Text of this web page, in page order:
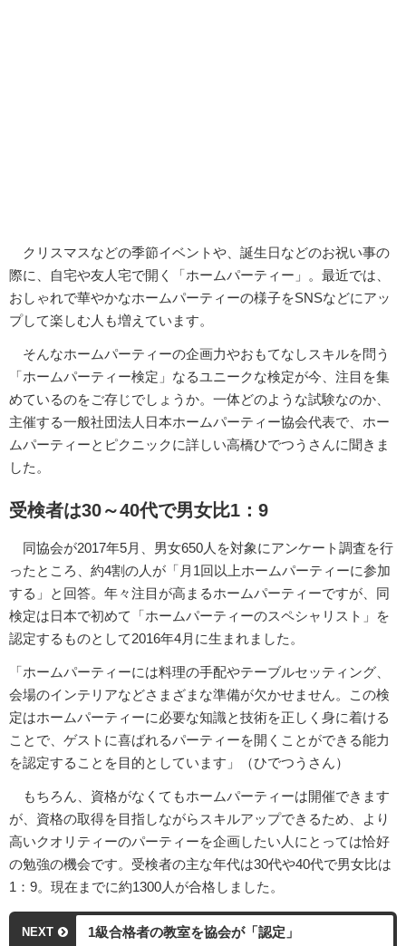
クリスマスなどの季節イベントや、誕生日などのお祝い事の
際に、自宅や友人宅で開く「ホームパーティー」。最近では、
おしゃれで華やかなホームパーティーの様子をSNSなどにアッ
プして楽しむ人も増えています。
そんなホームパーティーの企画力やおもてなしスキルを問う
「ホームパーティー検定」なるユニークな検定が今、注目を集
めているのをご存じでしょうか。一体どのような試験なのか、
主催する一般社団法人日本ホームパーティー協会代表で、ホー
ムパーティーとピクニックに詳しい高橋ひでつうさんに聞きま
した。
受検者は30～40代で男女比1：9
同協会が2017年5月、男女650人を対象にアンケート調査を行
ったところ、約4割の人が「月1回以上ホームパーティーに参加
する」と回答。年々注目が高まるホームパーティーですが、同
検定は日本で初めて「ホームパーティーのスペシャリスト」を
認定するものとして2016年4月に生まれました。
「ホームパーティーには料理の手配やテーブルセッティング、
会場のインテリアなどさまざまな準備が欠かせません。この検
定はホームパーティーに必要な知識と技術を正しく身に着ける
ことで、ゲストに喜ばれるパーティーを開くことができる能力
を認定することを目的としています」（ひでつうさん）
もちろん、資格がなくてもホームパーティーは開催できます
が、資格の取得を目指しながらスキルアップできるため、より
高いクオリティーのパーティーを企画したい人にとっては恰好
の勉強の機会です。受検者の主な年代は30代や40代で男女比は
1：9。現在までに約1300人が合格しました。
NEXT 1級合格者の教室を協会が「認定」